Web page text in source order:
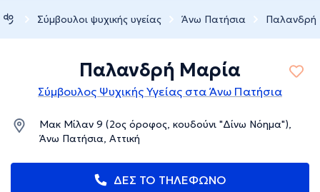
Σύμβουλοι ψυχικής υγείας Άνω Πατήσια Παλανδρή
Παλανδρή Μαρία
Σύμβουλος Ψυχικής Υγείας στα Άνω Πατήσια
Μακ Μίλαν 9 (2ος όροφος, κουδούνι "Δίνω Νόημα"),
Άνω Πατήσια, Αττική
ΔΕΣ ΤΟ ΤΗΛΕΦΩΝΟ